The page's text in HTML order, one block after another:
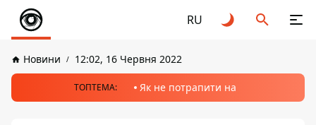
RU
Новини 12:02, 16 Червня 2022
ТОПТЕМА: Як не потрапити на